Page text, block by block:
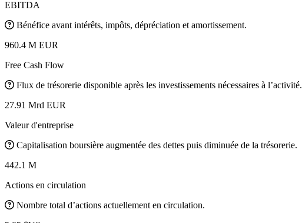
EBITDA
Bénéfice avant intérêts, impôts, dépréciation et amortissement.
960.4 M EUR
Free Cash Flow
Flux de trésorerie disponible après les investissements nécessaires à l’activité.
27.91 Mrd EUR
Valeur d'entreprise
Capitalisation boursière augmentée des dettes puis diminuée de la trésorerie.
442.1 M
Actions en circulation
Nombre total d’actions actuellement en circulation.